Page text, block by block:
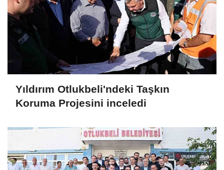
Yıldırım Otlukbeli'ndeki Taşkın
Koruma Projesini inceledi